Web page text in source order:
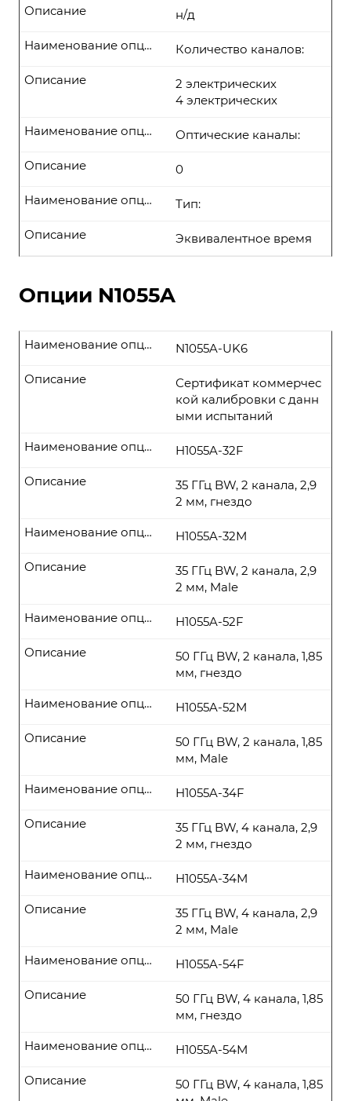
н/д
Описание
Количество каналов:
Наименование опции
2 электрических
4 электрических
Описание
Оптические каналы:
Наименование опции
0
Описание
Тип:
Наименование опции
Эквивалентное время
Описание
Опции N1055A
N1055A-UK6
Наименование опции
Сертификат коммерчес
кой калибровки с данн
ыми испытаний
Описание
H1055A-32F
Наименование опции
35 ГГц BW, 2 канала, 2,9
2 мм, гнездо
Описание
H1055A-32М
Наименование опции
35 ГГц BW, 2 канала, 2,9
2 мм, Male
Описание
H1055A-52F
Наименование опции
50 ГГц BW, 2 канала, 1,85
мм, гнездо
Описание
H1055A-52М
Наименование опции
50 ГГц BW, 2 канала, 1,85
мм, Male
Описание
H1055A-34F
Наименование опции
35 ГГц BW, 4 канала, 2,9
2 мм, гнездо
Описание
H1055A-34М
Наименование опции
35 ГГц BW, 4 канала, 2,9
2 мм, Male
Описание
H1055A-54F
Наименование опции
50 ГГц BW, 4 канала, 1,85
мм, гнездо
Описание
H1055A-54М
Наименование опции
50 ГГц BW, 4 канала, 1,85
Описание